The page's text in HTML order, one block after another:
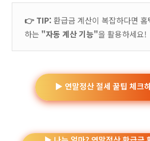
👉 TIP: 환급금 계산이 복잡하다면
하는 "자동 계산 기능"을 활용하세요!
▶️ 연말정산 절세 꿀팁 체크